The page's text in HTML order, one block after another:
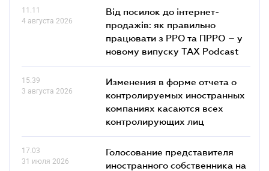
11.11
4 августа 2026
Від посилок до інтернет-
продажів: як правильно
працювати з РРО та ПРРО – у
новому випуску TAX Podcast
15.39
3 августа 2026
Изменения в форме отчета о
контролируемых иностранных
компаниях касаются всех
контролирующих лиц
17.03
31 июля 2026
Голосование представителя
иностранного собственника на